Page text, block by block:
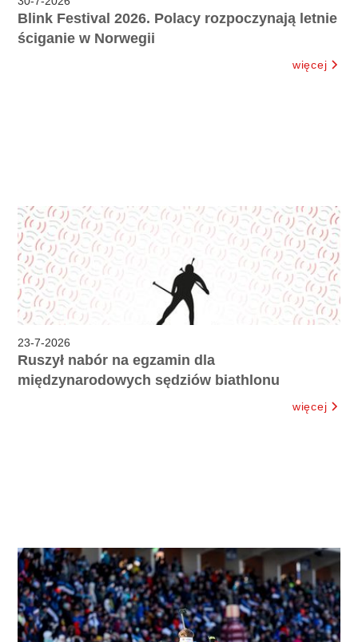
Blink Festival 2026. Polacy rozpoczynają letnie
ściganie w Norwegii
więcej
23-7-2026
Ruszył nabór na egzamin dla
międzynarodowych sędziów biathlonu
więcej